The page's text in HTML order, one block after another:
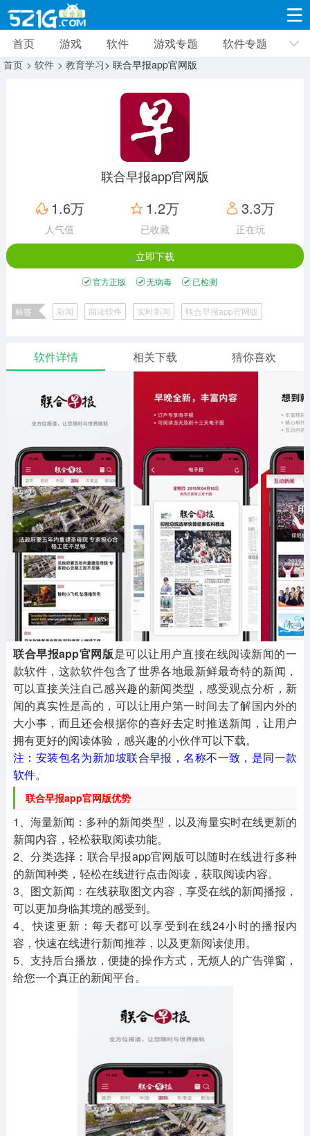
游戏 软件 游戏专题 软件专题 新闻资讯
8693款应用
动作闯关
12964款应用
赛车竞速
3630款应用
卡牌对战
2051款应用
体育运动
1279款应用
手游辅助
1958款应用
二次元
模拟经营
传奇手游
仙侠手游
手赚网赚
绝地求生
三国游戏
3933款应用
我的世界
69款应用
700款应用
其他
981款应用
末日游戏
1406款应用
pc游戏
3444款应用
游戏攻略
63款应用
软件教程
8款应用
热点新闻
8款应用
首页 游戏 软件 游戏专题 软件专题
首页 > 软件 > 教育学习> 联合早报app官网版
联合早报app官网版
1.6万
人气值
1.2万
已收藏
3.3万
正在玩
立即下载
官方正版 无病毒 已检测
标签 新闻 阅读软件 实时新闻
联合早报app官网版
软件详情 相关下载 猜你喜欢
联合早报app官网版是可以让用户直接在线阅读新闻的一
款软件，这款软件包含了世界各地最新鲜最奇特的新闻，
可以直接关注自己感兴趣的新闻类型，感受观点分析，新
闻的真实性是高的，可以让用户第一时间去了解国内外的
大小事，而且还会根据你的喜好去定时推送新闻，让用户
拥有更好的阅读体验，感兴趣的小伙伴可以下载。
注：安装包名为新加坡联合早报，名称不一致，是同一款
软件。
联合早报app官网版优势
1、海量新闻：多种的新闻类型，以及海量实时在线更新的
新闻内容，轻松获取阅读功能。
2、分类选择：联合早报app官网版可以随时在线进行多种
的新闻种类，轻松在线进行点击阅读，获取阅读内容。
3、图文新闻：在线获取图文内容，享受在线的新闻播报，
可以更加身临其境的感受到。
4、快速更新：每天都可以享受到在线24小时的播报内
容，快速在线进行新闻推荐，以及更新阅读使用。
5、支持后台播放，便捷的操作方式，无烦人的广告弹窗，
给您一个真正的新闻平台。